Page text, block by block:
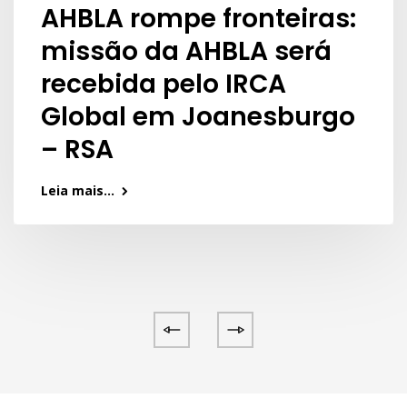
AHBLA rompe fronteiras:
missão da AHBLA será
recebida pelo IRCA
Global em Joanesburgo
– RSA
Leia mais...